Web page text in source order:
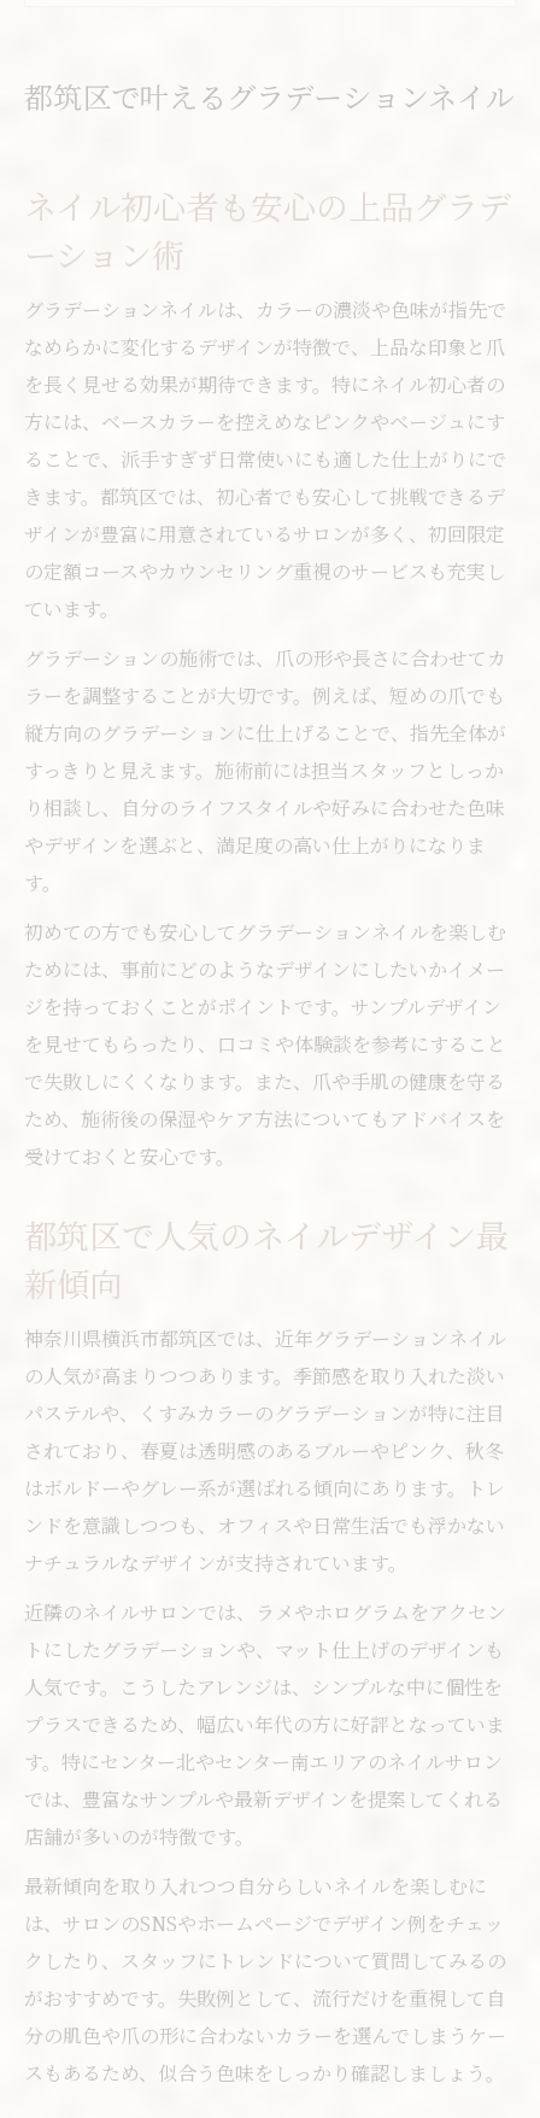
安いネイルを都筑区で叶えるコツと注意点
駅近ネイルサロンでアクセスも仕上がりも
指先を彩るネイル選びのコツとは
ネイル選びで押さえたいトレンドの見極め
都筑区で安いネイルを選ぶ際のチェックリ
スト
センター北・南で人気のネイルサロンの特
ネイルデザインで大切な色選びのポイント
口コミで選ぶ失敗しないネイルサロン活用
術
大人女性が輝く上品グラデーション体験
上品なネイルデザインで大人の魅力を引き
出す
グラデーションネイルで指先を長く見せる
技
都筑区で体験できる上品ネイルの選び方
サロンでのネイル体験をより充実させるコ
口コミでわかる大人女性向けネイルサロン
事情
季節に合わせたネイルデザイン術を紹介
春夏秋冬のネイルトレンドを押さえる方法
グラデーションネイルで季節感を演出する
コツ
都筑区で人気の季節限定ネイル特集
集
カラーグラデーションが映える季節別提案
サロン選びで押さえるべきポイント徹底解説
都筑区で評判の良いネイルサロンの特徴
安いネイルサロンを選ぶ際の注意点と工夫
ネイルサロンの口コミ活用法を伝授
駅近で便利なネイルサロンの選び方
グラデーションネイルで日常に彩りをプラ
ス
ネイルで自分らしさを表現するデザイン術
セルフケアとサロン施術で指先を美しく保
つ
都筑区で叶える理想のネイルライフ提案
毎日のネイルケアで長く楽しむコツ
都筑区で叶えるグラデーションネイル
ネイル初心者も安心の上品グラデ
ーション術
グラデーションネイルは、カラーの濃淡や色味が指先で
なめらかに変化するデザインが特徴で、上品な印象と爪
を長く見せる効果が期待できます。特にネイル初心者の
方には、ベースカラーを控えめなピンクやベージュにす
ることで、派手すぎず日常使いにも適した仕上がりにで
きます。都筑区では、初心者でも安心して挑戦できるデ
ザインが豊富に用意されているサロンが多く、初回限定
の定額コースやカウンセリング重視のサービスも充実し
ています。
グラデーションの施術では、爪の形や長さに合わせてカ
ラーを調整することが大切です。例えば、短めの爪でも
縦方向のグラデーションに仕上げることで、指先全体が
すっきりと見えます。施術前には担当スタッフとしっか
り相談し、自分のライフスタイルや好みに合わせた色味
やデザインを選ぶと、満足度の高い仕上がりになりま
す。
初めての方でも安心してグラデーションネイルを楽しむ
ためには、事前にどのようなデザインにしたいかイメー
ジを持っておくことがポイントです。サンプルデザイン
を見せてもらったり、口コミや体験談を参考にすること
で失敗しにくくなります。また、爪や手肌の健康を守る
ため、施術後の保湿やケア方法についてもアドバイスを
受けておくと安心です。
都筑区で人気のネイルデザイン最
新傾向
神奈川県横浜市都筑区では、近年グラデーションネイル
の人気が高まりつつあります。季節感を取り入れた淡い
パステルや、くすみカラーのグラデーションが特に注目
されており、春夏は透明感のあるブルーやピンク、秋冬
はボルドーやグレー系が選ばれる傾向にあります。トレ
ンドを意識しつつも、オフィスや日常生活でも浮かない
ナチュラルなデザインが支持されています。
近隣のネイルサロンでは、ラメやホログラムをアクセン
トにしたグラデーションや、マット仕上げのデザインも
人気です。こうしたアレンジは、シンプルな中に個性を
プラスできるため、幅広い年代の方に好評となっていま
す。特にセンター北やセンター南エリアのネイルサロン
では、豊富なサンプルや最新デザインを提案してくれる
店舗が多いのが特徴です。
最新傾向を取り入れつつ自分らしいネイルを楽しむに
は、サロンのSNSやホームページでデザイン例をチェッ
クしたり、スタッフにトレンドについて質問してみるの
がおすすめです。失敗例として、流行だけを重視して自
分の肌色や爪の形に合わないカラーを選んでしまうケー
スもあるため、似合う色味をしっかり確認しましょう。